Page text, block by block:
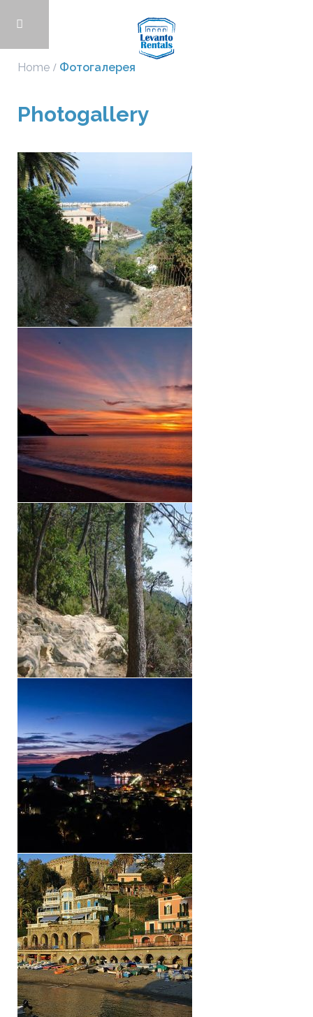
Home Фотогалерея
Photogallery